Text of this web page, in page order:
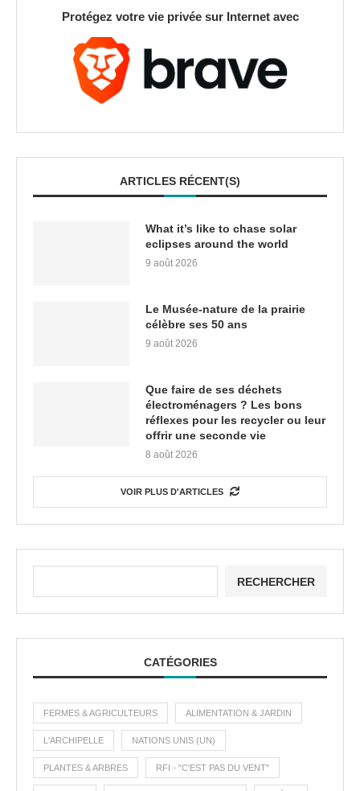
Protégez votre vie privée sur Internet avec
ARTICLES RÉCENT(S)
What it’s like to chase solar
eclipses around the world
9 août 2026
Le Musée-nature de la prairie
célèbre ses 50 ans
9 août 2026
Que faire de ses déchets
électroménagers ? Les bons
réflexes pour les recycler ou leur
offrir une seconde vie
8 août 2026
VOIR PLUS D'ARTICLES
RECHERCHER
CATÉGORIES
FERMES & AGRICULTEURS ALIMENTATION & JARDIN
L'ARCHIPELLE NATIONS UNIS (UN)
PLANTES & ARBRES RFI - "C'EST PAS DU VENT"